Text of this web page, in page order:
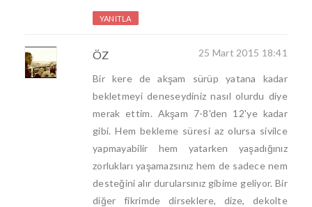
YANITLA
ÖZ 25 Mart 2015 18:41
Bir kere de akşam sürüp yatana kadar
bekletmeyi deneseydiniz nasıl olurdu diye
merak ettim. Akşam 7-8'den 12'ye kadar
gibi. Hem bekleme süresi az olursa sivilce
yapmayabilir hem yatarken yaşadığınız
zorlukları yaşamazsınız hem de sadece nem
desteğini alır durularsınız gibime geliyor. Bir
diğer fikrimde dirseklere, dize, dekolte